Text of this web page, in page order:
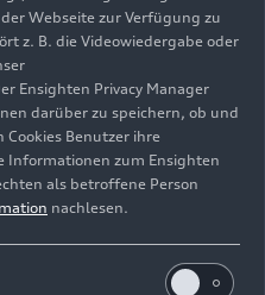
AUDI AG
honorarfrei
Webseite zur Verfügung zu
z. B. die Videowiedergabe oder
Ensighten Privacy Manager
darüber zu speichern, ob und
Benutzer ihre
zum Ensighten
als betroffene Person
nachlesen.